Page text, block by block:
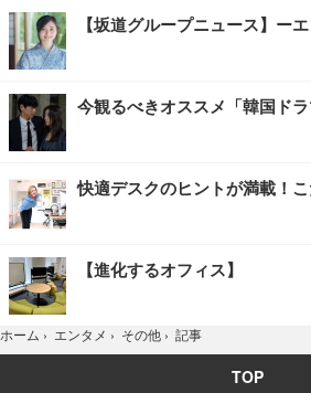
【坂道グループニュース】ー
今観るべきオススメ「韓国ドラ
快適デスクのヒントが満載！
【進化するオフィス】
ホーム › エンタメ › その他 › 記事
TOP